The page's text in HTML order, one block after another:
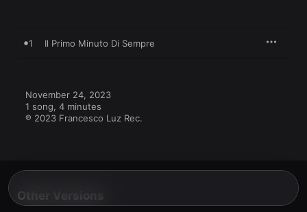
1 Il Primo Minuto Di Sempre
November 24, 2023
1 song, 4 minutes
℗ 2023 Francesco Luz Rec.
Other Versions